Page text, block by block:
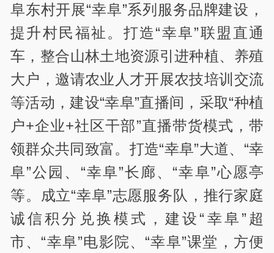
阜东村开展“幸阜”系列服务品牌建设，
提升村民福祉。打造“幸阜”联盟直通
车，整合山林土地资源引进种植、养殖
大户，邀请农业人才开展农技培训交流
等活动，建设“幸阜”直播间，采取“种植
户+企业+社区干部”直播带货模式，带
领群众共同致富。打造“幸阜”大道、“幸
阜”公园、“幸阜”长廊、“幸阜”心愿亭
等。成立“幸阜”志愿服务队，推行家庭
诚信积分兑换模式，建设“幸阜”超
市、“幸阜”电影院、“幸阜”课堂，方便